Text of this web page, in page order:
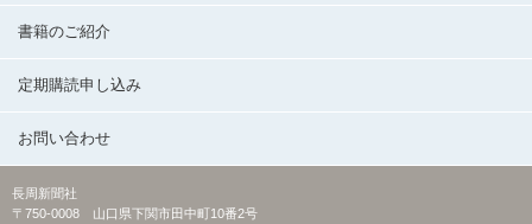
書籍のご紹介
定期購読申し込み
お問い合わせ
長周新聞社
〒750-0008 山口県下関市田中町10番2号